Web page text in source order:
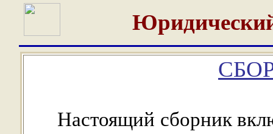
Настоящий сборник